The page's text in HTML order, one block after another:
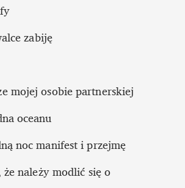
zabiję
mojej osobie partnerskiej
oceanu
noc manifest i przejmę
że należy modlić się o